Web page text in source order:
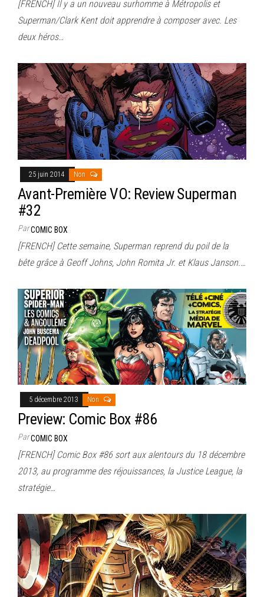
[FRENCH] Il y a un nouveau surhomme à Métropolis et
Superman/Clark Kent doit apprendre à composer avec. Les
deux héros…
25 juin 2014 Non
Avant-Première VO: Review Superman
#32
ParCOMIC BOX
[FRENCH] Cette semaine, Superman reprend du poil de la
bête grâce à Geoff Johns, John Romita Jr. et Klaus Janson.…
5 décembre 2013 Non
Preview: Comic Box #86
ParCOMIC BOX
[FRENCH] Comic Box #86 sort aux alentours du 18 décembre
2013, au programme des réjouissances, la Justice League, la
stratégie…